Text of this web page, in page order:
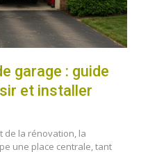
garage : guide
et installer
de la rénovation, la
une place centrale, tant